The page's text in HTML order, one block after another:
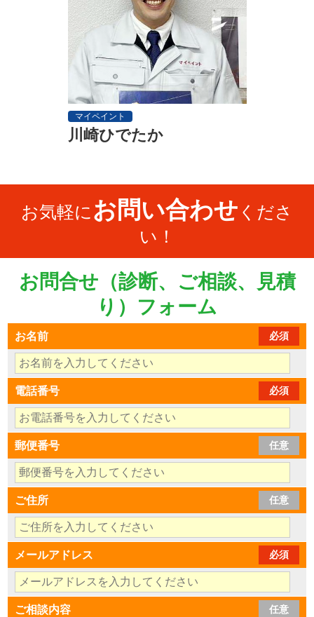
マイペイント
川崎ひでたか
お気軽に お問い合わせ くださ
い！
お問合せ（診断、ご相談、見積
り）フォーム
お名前 必須
電話番号 必須
郵便番号 任意
ご住所 任意
メールアドレス 必須
ご相談内容 任意